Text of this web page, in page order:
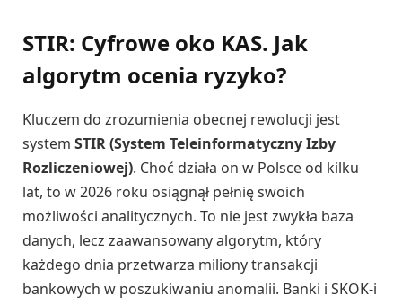
STIR: Cyfrowe oko KAS. Jak
algorytm ocenia ryzyko?
Kluczem do zrozumienia obecnej rewolucji jest
system STIR (System Teleinformatyczny Izby
Rozliczeniowej). Choć działa on w Polsce od kilku
lat, to w 2026 roku osiągnął pełnię swoich
możliwości analitycznych. To nie jest zwykła baza
danych, lecz zaawansowany algorytm, który
każdego dnia przetwarza miliony transakcji
bankowych w poszukiwaniu anomalii. Banki i SKOK-i